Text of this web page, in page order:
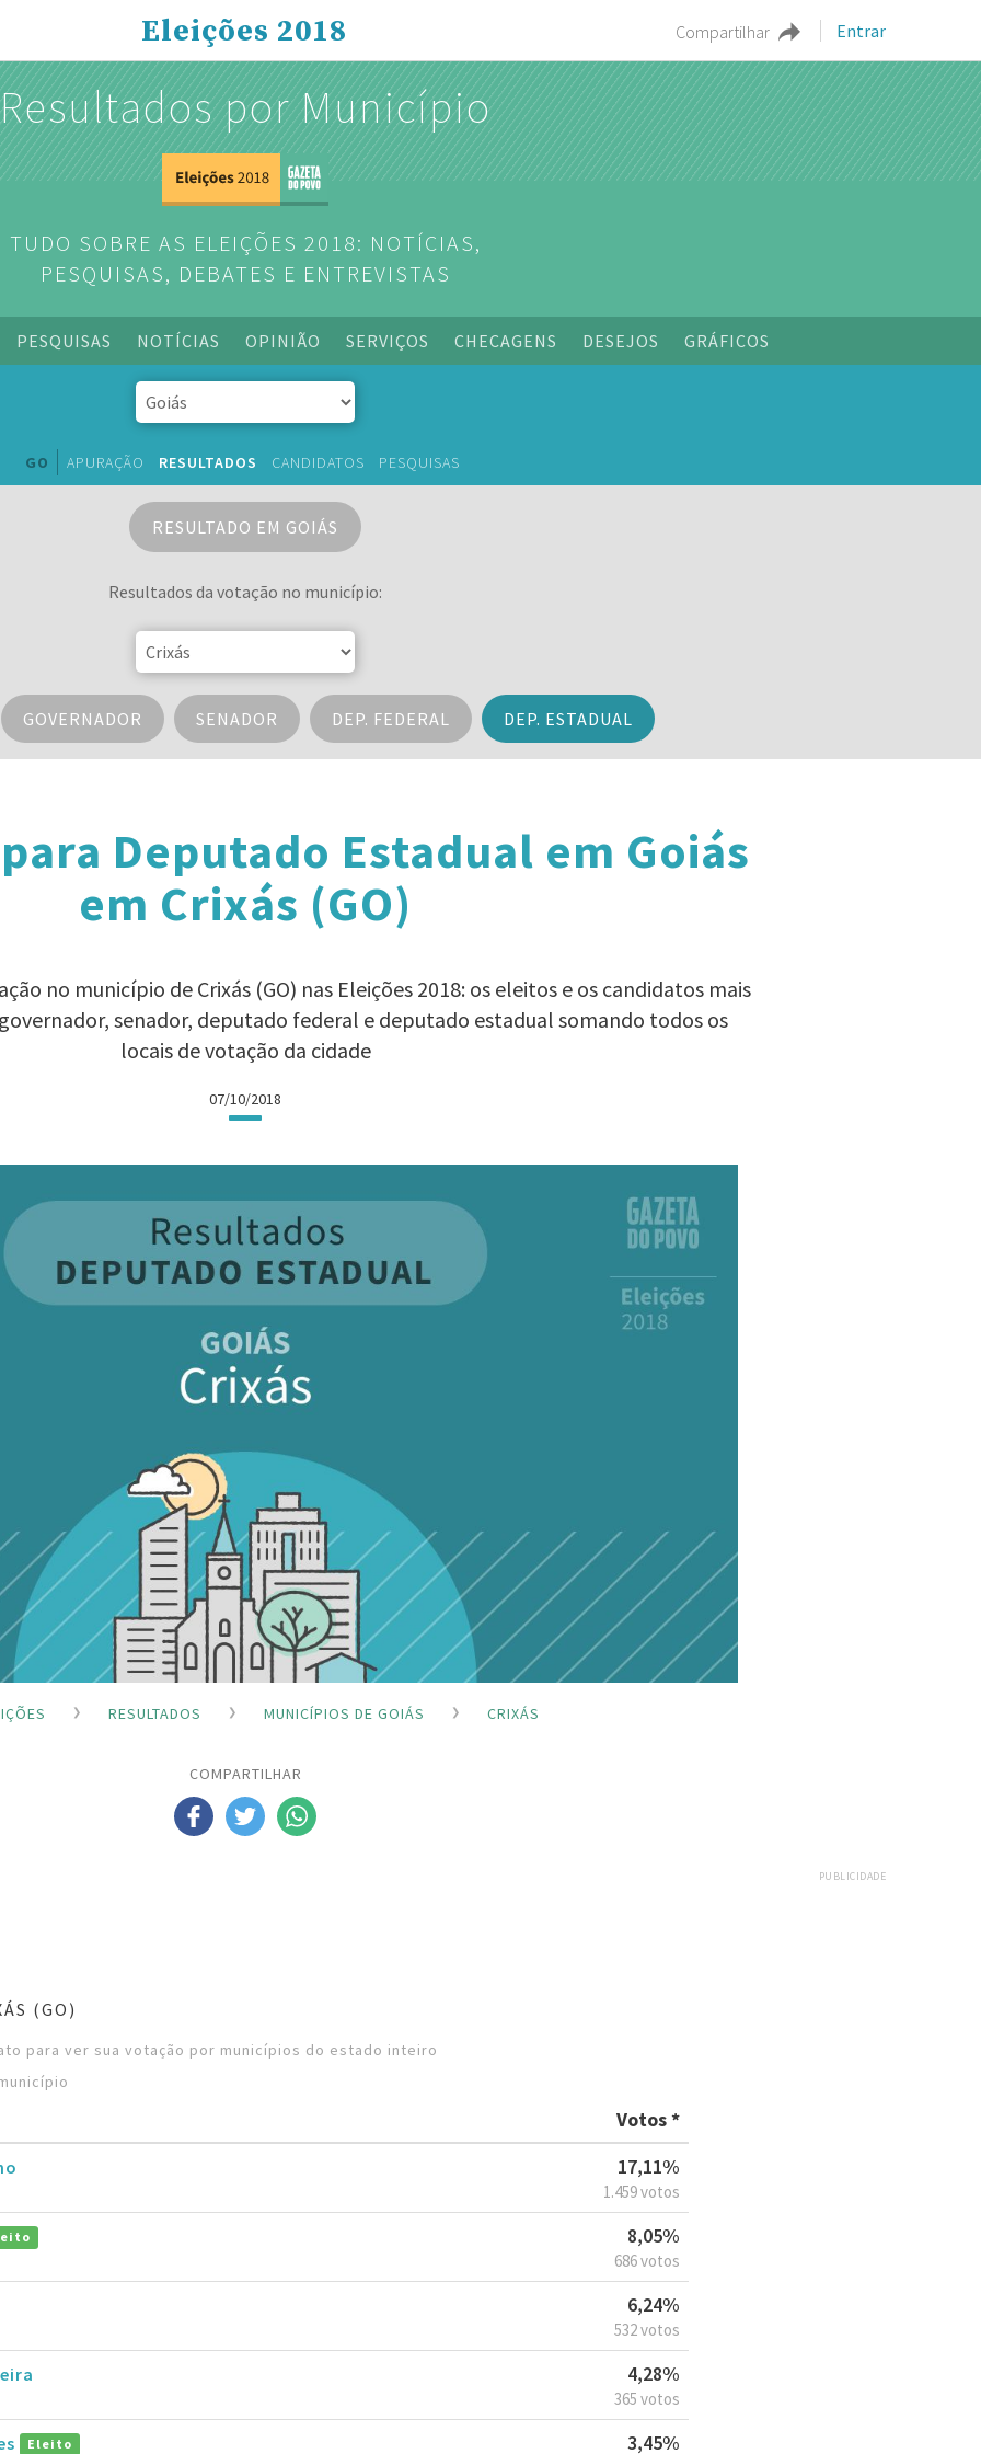
Compartilhar Entrar
Eleições 2018
Resultados por Município
TUDO SOBRE AS ELEIÇÕES 2018: NOTÍCIAS,
PESQUISAS, DEBATES E ENTREVISTAS
PESQUISAS NOTÍCIAS OPINIÃO SERVIÇOS CHECAGENS DESEJOS GRÁFICOS
GO APURAÇÃO RESULTADOS CANDIDATOS PESQUISAS
RESULTADO EM GOIÁS
Resultados da votação no município:
GOVERNADOR SENADOR DEP. FEDERAL DEP. ESTADUAL
Deputado Estadual em Goiás
em Crixás (GO)
no município de Crixás (GO) nas Eleições 2018: os eleitos e os candidatos mais
senador, deputado federal e deputado estadual somando todos os
locais de votação da cidade
07/10/2018
RESULTADOS MUNICÍPIOS DE GOIÁS CRIXÁS
COMPARTILHAR
PUBLICIDADE
(GO)
para ver sua votação por municípios do estado inteiro
Votos *
17,11%
1.459 votos
8,05%
686 votos
6,24%
532 votos
4,28%
365 votos
Eleito 3,45%